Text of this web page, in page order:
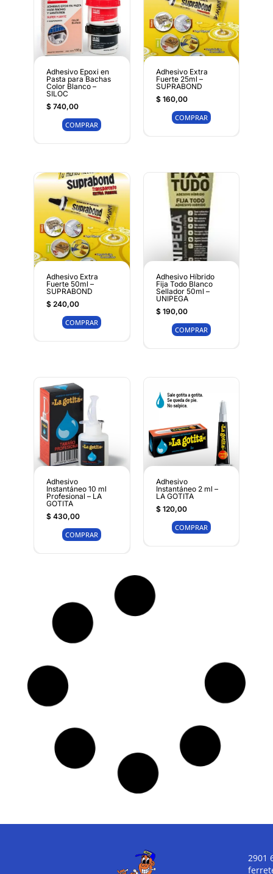
Adhesivo Epoxi en
Pasta para Bachas
Color Blanco –
SILOC
$740,00
COMPRAR
Adhesivo Extra
Fuerte 25ml –
SUPRABOND
$160,00
COMPRAR
Adhesivo Extra
Fuerte 50ml –
SUPRABOND
$240,00
COMPRAR
Adhesivo Híbrido
Fija Todo Blanco
Sellador 50ml –
UNIPEGA
$190,00
COMPRAR
Adhesivo
Instantáneo 10 ml
Profesional – LA
GOTITA
$430,00
COMPRAR
Adhesivo
Instantáneo 2 ml –
LA GOTITA
$120,00
COMPRAR
Adhesivo para
Empapelar Metil
Celulosa 200g –
PEGAMAX
COMPRAR
Adhesivo Pega
COMPRAR